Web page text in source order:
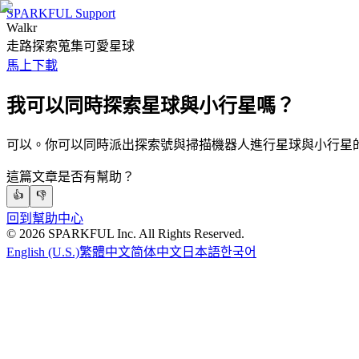
SPARKFUL Support
Walkr
走路探索蒐集可愛星球
馬上下載
我可以同時探索星球與小行星嗎？
可以。你可以同時派出探索號與掃描機器人進行星球與小行星
這篇文章是否有幫助？
👍 👎
回到幫助中心
© 2026 SPARKFUL Inc. All Rights Reserved.
English (U.S.)繁體中文简体中文 日本語한국어